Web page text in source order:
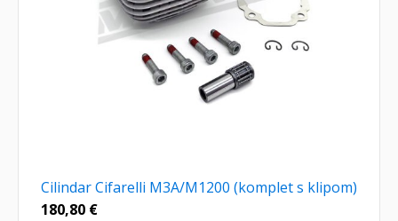
Cilindar Cifarelli M3A/M1200 (komplet s klipom)
180,80 €